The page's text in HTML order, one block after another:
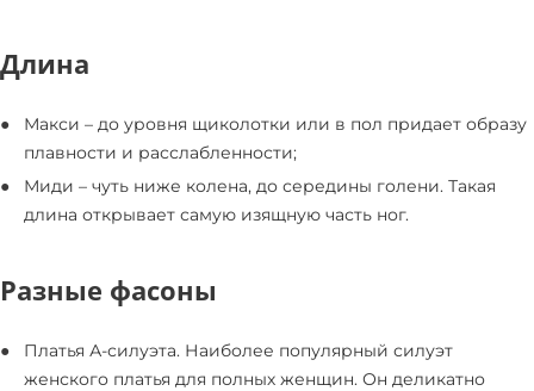
Длина
Макси – до уровня щиколотки или в пол придает образу
плавности и расслабленности;
Миди – чуть ниже колена, до середины голени. Такая
длина открывает самую изящную часть ног.
Разные фасоны
Платья А-силуэта. Наиболее популярный силуэт
женского платья для полных женщин. Он деликатно